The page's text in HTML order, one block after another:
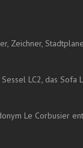
Zeichner,
LC2, das Sofa
Le Corbusier